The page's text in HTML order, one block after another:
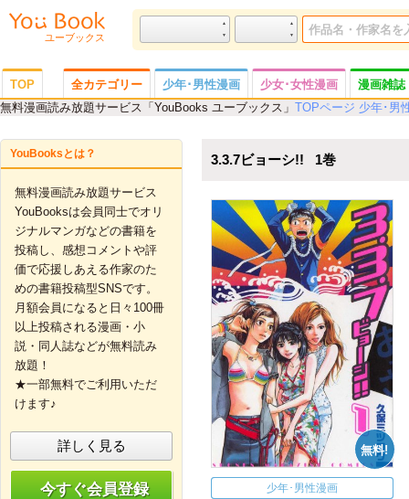
ユーブックス
TOP 全カテゴリー 少年･男性漫画 少女･女性漫画 漫画雑誌
女性誌 趣味･スポーツ･トレンド ビジネス･実用書 写真集 画
無料漫画読み放題サービス「YouBooks ユーブックス」 TOPページ 少年･男
3.3.7ビョーシ!! 1
無料!
少年･男性漫画
YouBooksとは？
無料漫画読み放題サービス
YouBooksは会員同士でオリ
ジナルマンガなどの書籍を
投稿し、感想コメントや評
価で応援しあえる作家のた
めの書籍投稿型SNSです。
月額会員になると日々100冊
以上投稿される漫画・小
説・同人誌などが無料読み
放題！
★一部無料でご利用いただ
けます♪
詳しく見る
今すぐ会員登録